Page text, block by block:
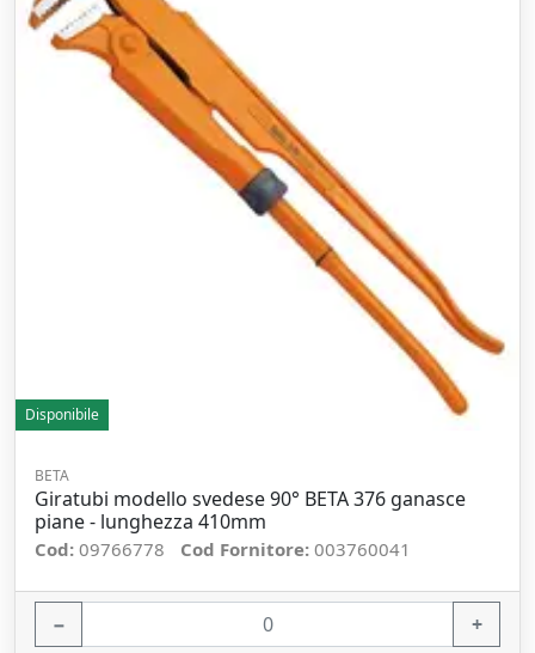
Disponibile
BETA
Giratubi modello svedese 90° BETA 376 ganasce
piane - lunghezza 410mm
Cod: 09766778 Cod Fornitore: 003760041
− +